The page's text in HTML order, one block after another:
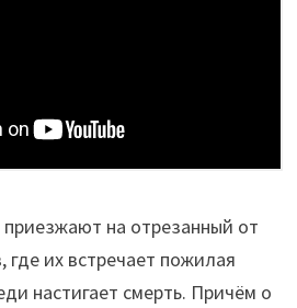
на отрезанный от
их встречает пожилая
настигает смерть. Причём о